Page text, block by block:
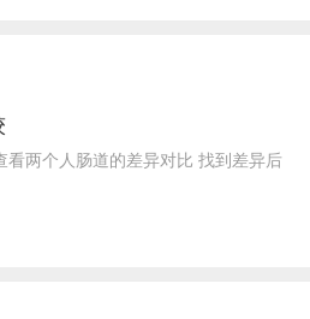
看两个人肠道的差异对比 找到差异后